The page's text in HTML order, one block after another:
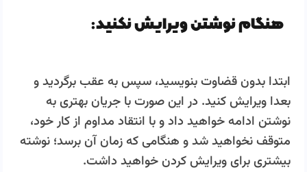
هنگام نوشتن ویرایش نکنید:
ابتدا بدون قضاوت بنویسید، سپس به عقب برگردید و
بعدا ویرایش کنید. در این صورت با جریان بهتری به
نوشتن ادامه خواهید داد و با انتقاد مداوم از کار خود،
متوقف نخواهید شد و هنگامی که زمان آن برسد؛ نوشته
بیشتری برای ویرایش کردن خواهید داشت.